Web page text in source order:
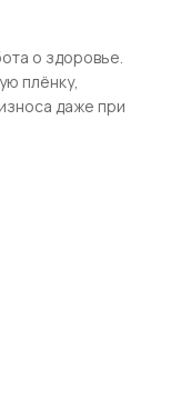
о здоровье.
плёнку,
даже при